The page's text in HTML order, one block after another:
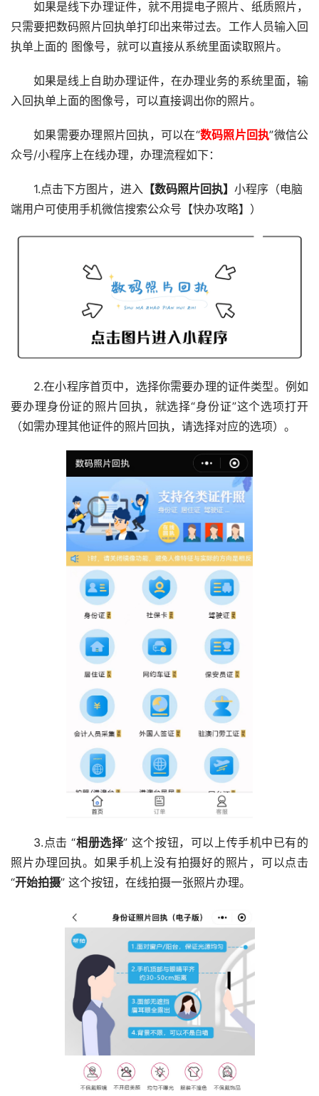
如果是线下办理证件，就不用提电子照片、纸质照片，
只需要把数码照片回执单打印出来带过去。工作人员输入回
执单上面的 图像号，就可以直接从系统里面读取照片。
如果是线上自助办理证件，在办理业务的系统里面，输
入回执单上面的图像号，可以直接调出你的照片。
如果需要办理照片回执，可以在“数码照片回执”微信公
众号/小程序上在线办理，办理流程如下：
1.点击下方图片，进入 【数码照片回执】 小程序（电脑
端用户可使用手机微信搜索公众号【快办攻略】）
2.在小程序首页中，选择你需要办理的证件类型。例如
要办理身份证的照片回执，就选择“身份证”这个选项打开
（如需办理其他证件的照片回执，请选择对应的选项）。
3.点击 “相册选择” 这个按钮，可以上传手机中已有的
照片办理回执。如果手机上没有拍摄好的照片，可以点击
“开始拍摄” 这个按钮，在线拍摄一张照片办理。